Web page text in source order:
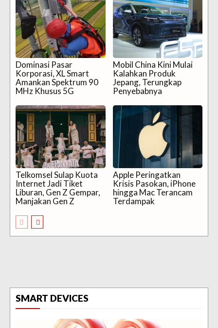
Dominasi Pasar
Korporasi, XL Smart
Amankan Spektrum 90
MHz Khusus 5G
Mobil China Kini Mulai
Kalahkan Produk
Jepang, Terungkap
Penyebabnya
Telkomsel Sulap Kuota
Internet Jadi Tiket
Liburan, Gen Z Gempar,
Manjakan Gen Z
Apple Peringatkan
Krisis Pasokan, iPhone
hingga Mac Terancam
Terdampak
SMART DEVICES